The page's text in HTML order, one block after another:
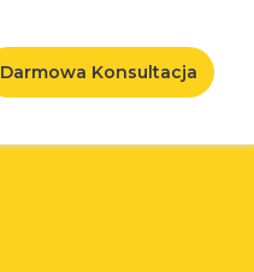
Darmowa Konsultacja